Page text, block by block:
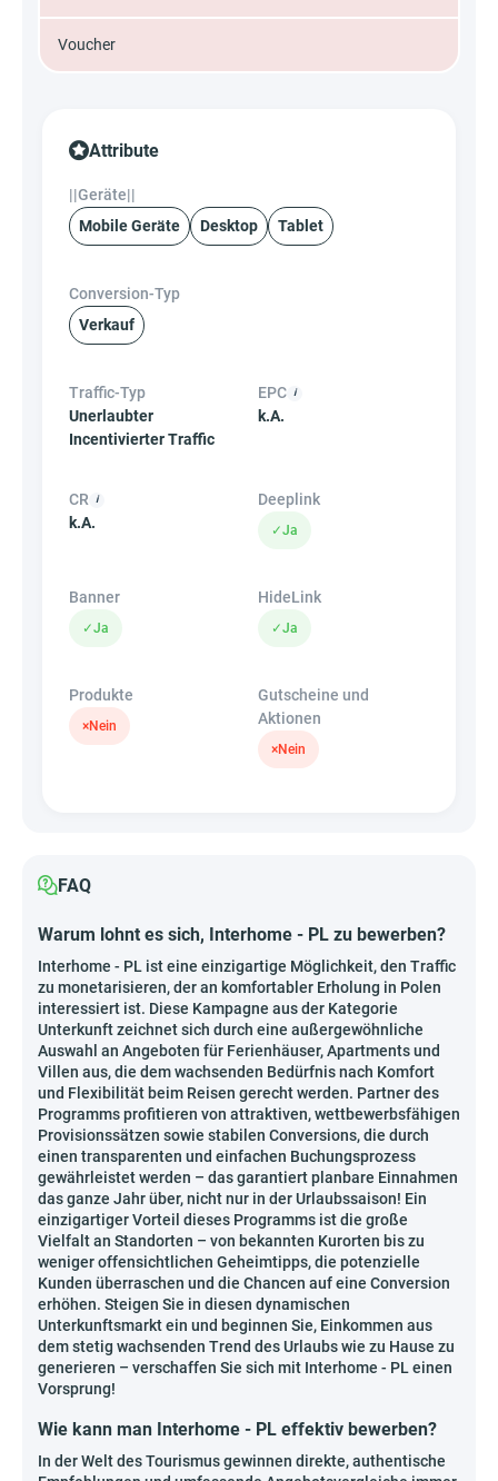
Voucher
Attribute
||Geräte||
Mobile Geräte
Desktop Tablet
Conversion-Typ
Verkauf
Traffic-Typ
Unerlaubter
Incentivierter Traffic
EPC
k.A.
CR
k.A.
Deeplink
✓Ja
Banner
✓Ja
HideLink
✓Ja
Produkte
×Nein
Gutscheine und
Aktionen
×Nein
FAQ
Warum lohnt es sich, Interhome - PL zu bewerben?
Interhome - PL ist eine einzigartige Möglichkeit, den Traffic
zu monetarisieren, der an komfortabler Erholung in Polen
interessiert ist. Diese Kampagne aus der Kategorie
Unterkunft zeichnet sich durch eine außergewöhnliche
Auswahl an Angeboten für Ferienhäuser, Apartments und
Villen aus, die dem wachsenden Bedürfnis nach Komfort
und Flexibilität beim Reisen gerecht werden. Partner des
Programms profitieren von attraktiven, wettbewerbsfähigen
Provisionssätzen sowie stabilen Conversions, die durch
einen transparenten und einfachen Buchungsprozess
gewährleistet werden – das garantiert planbare Einnahmen
das ganze Jahr über, nicht nur in der Urlaubssaison! Ein
einzigartiger Vorteil dieses Programms ist die große
Vielfalt an Standorten – von bekannten Kurorten bis zu
weniger offensichtlichen Geheimtipps, die potenzielle
Kunden überraschen und die Chancen auf eine Conversion
erhöhen. Steigen Sie in diesen dynamischen
Unterkunftsmarkt ein und beginnen Sie, Einkommen aus
dem stetig wachsenden Trend des Urlaubs wie zu Hause zu
generieren – verschaffen Sie sich mit Interhome - PL einen
Vorsprung!
Wie kann man Interhome - PL effektiv bewerben?
In der Welt des Tourismus gewinnen direkte, authentische